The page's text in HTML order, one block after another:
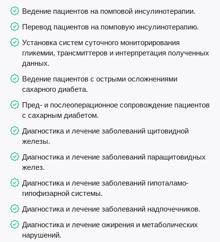
Ведение пациентов на помповой инсулинотерапии.
Перевод пациентов на помповую инсулинотерапию.
Установка систем суточного мониторирования
гликемии, трансмиттеров и интерпретация полученных
данных.
Ведение пациентов с острыми осложнениями
сахарного диабета.
Пред- и послеоперационное сопровождение пациентов
с сахарным диабетом.
Диагностика и лечение заболеваний щитовидной
железы.
Диагностика и лечение заболеваний паращитовидных
желез.
Диагностика и лечение заболеваний гипоталамо-
гипофизарной системы.
Диагностика и лечение заболеваний надпочечников.
Диагностика и лечение ожирения и метаболических
нарушений.